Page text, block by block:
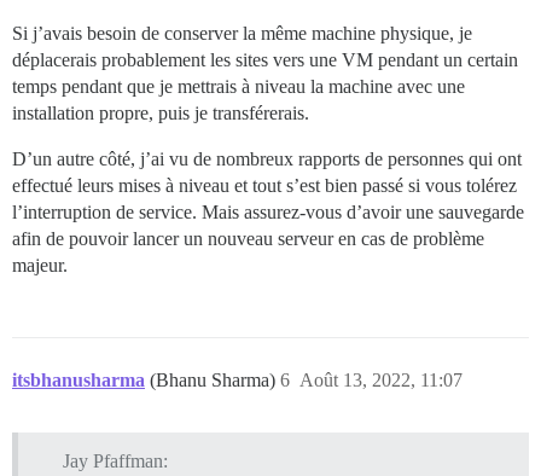
Si j’avais besoin de conserver la même machine physique, je
déplacerais probablement les sites vers une VM pendant un certain
temps pendant que je mettrais à niveau la machine avec une
installation propre, puis je transférerais.
D’un autre côté, j’ai vu de nombreux rapports de personnes qui ont
effectué leurs mises à niveau et tout s’est bien passé si vous tolérez
l’interruption de service. Mais assurez-vous d’avoir une sauvegarde
afin de pouvoir lancer un nouveau serveur en cas de problème
majeur.
itsbhanusharma (Bhanu Sharma) Août 13, 2022, 11:07
6
Jay Pfaffman: